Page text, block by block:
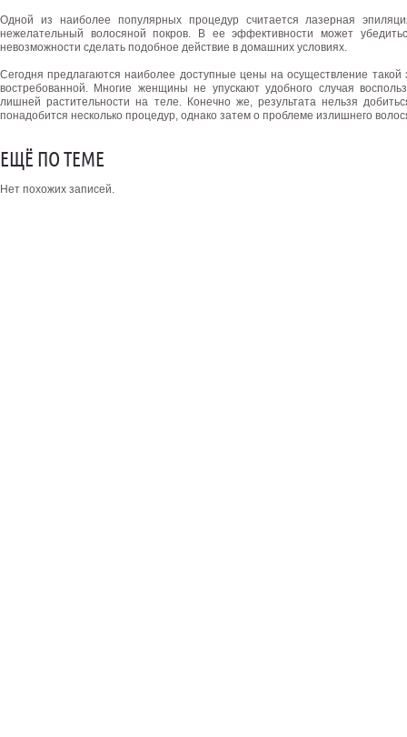
Одной из наиболее популярных процедур считается лазерная
нежелательный волосяной покров. В ее эффективности может
невозможности сделать подобное действие в домашних условиях.
Сегодня предлагаются наиболее доступные цены на осуществление
востребованной. Многие женщины не упускают удобного случая
лишней растительности на теле. Конечно же, результата нельзя
понадобится несколько процедур, однако затем о проблеме излишнего
ЕЩЁ ПО ТЕМЕ
Нет похожих записей.